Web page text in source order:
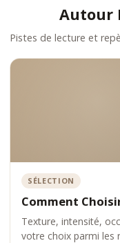
Autour
Pistes de lecture et
SÉLECTION
Comment
Texture, intensité,
votre choix parmi les